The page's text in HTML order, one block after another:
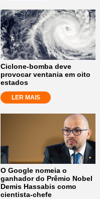
Ciclone-bomba deve
provocar ventania em oito
estados
LER MAIS
O Google nomeia o
ganhador do Prêmio Nobel
Demis Hassabis como
cientista-chefe